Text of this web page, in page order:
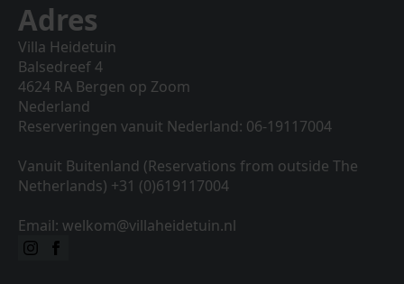
Adres
Villa Heidetuin
Balsedreef 4
4624 RA Bergen op Zoom
Nederland
Reserveringen vanuit Nederland: 06-19117004
Vanuit Buitenland (Reservations from outside The
Netherlands) +31 (0)619117004
Email: welkom@villaheidetuin.nl